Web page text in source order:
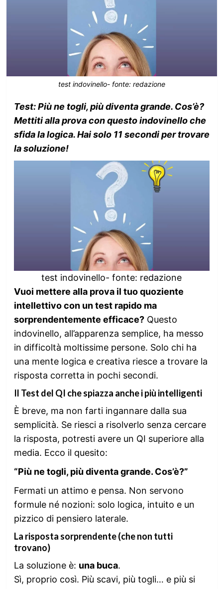
test indovinello- fonte: redazione
Test: Più ne togli, più diventa grande. Cos’è?
Mettiti alla prova con questo indovinello che
sfida la logica. Hai solo 11 secondi per trovare
la soluzione!
test indovinello- fonte: redazione
Vuoi mettere alla prova il tuo quoziente
intellettivo con un test rapido ma
sorprendentemente efficace?Questo
indovinello, all’apparenza semplice, ha messo
in difficoltà moltissime persone. Solo chi ha
una mente logica e creativa riesce a trovare la
risposta corretta in pochi secondi.
Il Test del QI che spiazza anche i più intelligenti
È breve, ma non farti ingannare dalla sua
semplicità. Se riesci a risolverlo senza cercare
la risposta, potresti avere un QI superiore alla
media. Ecco il quesito:
“Più ne togli, più diventa grande. Cos’è?”
Fermati un attimo e pensa. Non servono
formule né nozioni: solo logica, intuito e un
pizzico di pensiero laterale.
La risposta sorprendente (che non tutti
trovano)
La soluzione è: una buca.
Sì, proprio così. Più scavi, più togli… e più si